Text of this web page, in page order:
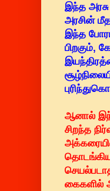
இந்த
அரசின்
இந்த
பிறகும்,
ஆனால்
சிறந்த
கைகளில்